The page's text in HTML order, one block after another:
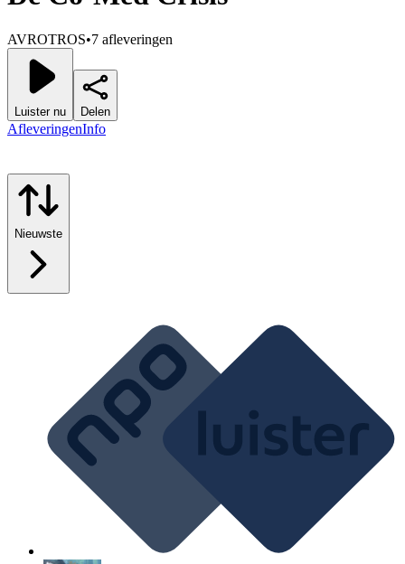
AVROTROS•7 afleveringen
Luister nu Delen
AfleveringenInfo
Nieuwste